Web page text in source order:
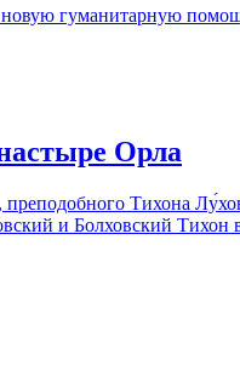
новую гуманитарную
Орла
Тихона
и Болховский Тихон